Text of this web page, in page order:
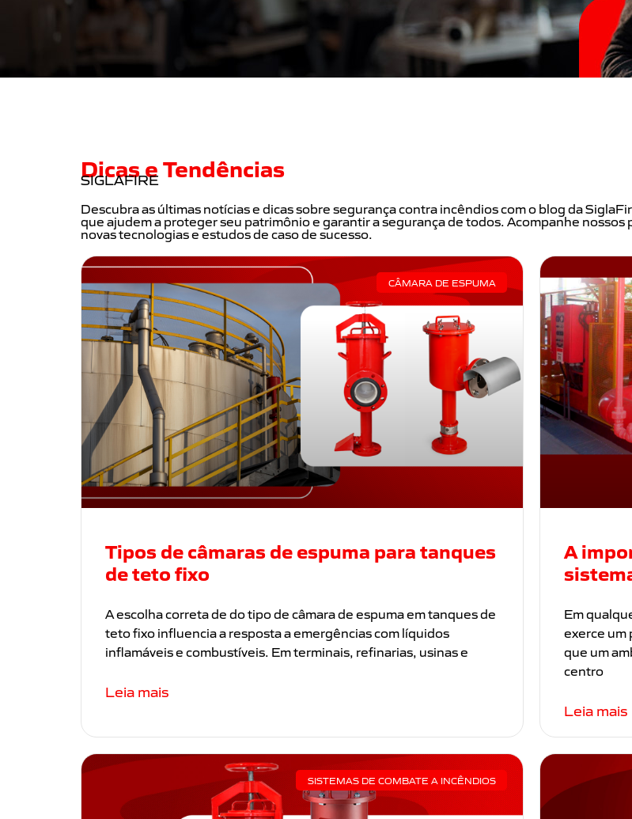
Dicas e Tendências
SIGLAFIRE
Descubra as últimas notícias e dicas sobre segurança contra incêndios com o blog da
que ajudem a proteger seu patrimônio e garantir a segurança de todos. Acompanhe
novas tecnologias e estudos de caso de sucesso.
CÂMARA DE ESPUMA
Tipos de câmaras de espuma para tanques
de teto fixo
A escolha correta de do tipo de câmara de espuma em tanques de
teto fixo influencia a resposta a emergências com líquidos
inflamáveis e combustíveis. Em terminais, refinarias, usinas e
Leia mais
A
Em
exerce um
que um
centro
Leia mais
SISTEMAS DE COMBATE A INCÊNDIOS